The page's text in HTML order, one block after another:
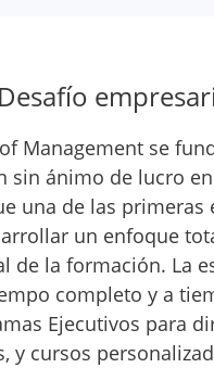
Desafío
Management se
sin ánimo de lucro
una de las primeras
un enfoque
de la formación. La
completo y a
Ejecutivos para
y cursos